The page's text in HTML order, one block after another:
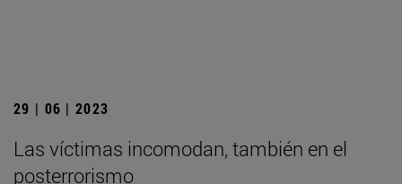
29 | 06 | 2023
Las víctimas incomodan, también en el
posterrorismo